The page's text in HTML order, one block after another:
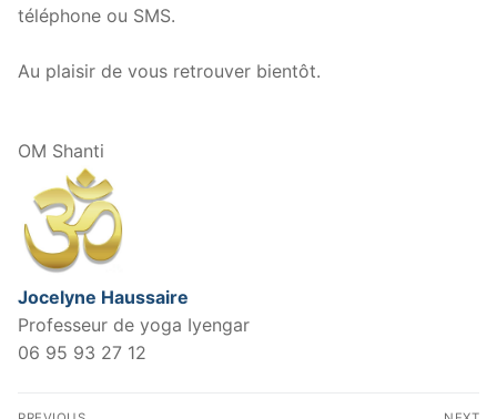
téléphone ou SMS.
Au plaisir de vous retrouver bientôt.
OM Shanti
Jocelyne Haussaire
Professeur de yoga Iyengar
06 95 93 27 12
Navigation